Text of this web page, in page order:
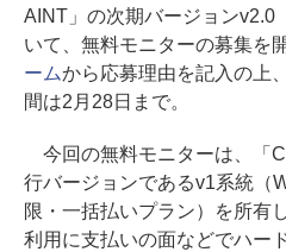
AINT」の次期バージョンv2.0
いて、無料モニターの募集を
ームから応募理由を記入の上
間は2月28日まで。
今回の無料モニターは、「
行バージョンであるv1系統（
限・一括払いプラン）を所有
利用に支払いの面などでハー